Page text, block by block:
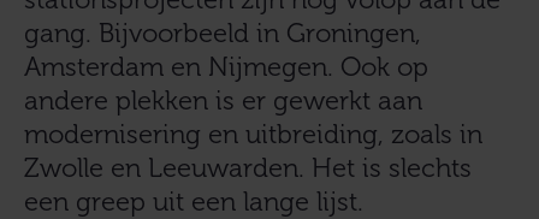
gang. Bijvoorbeeld in Groningen,
Amsterdam en Nijmegen. Ook op
andere plekken is er gewerkt aan
modernisering en uitbreiding, zoals in
Zwolle en Leeuwarden. Het is slechts
een greep uit een lange lijst.